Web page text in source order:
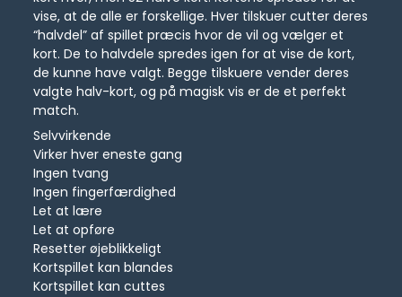
vise, at de alle er forskellige. Hver tilskuer cutter deres
“halvdel” af spillet præcis hvor de vil og vælger et
kort. De to halvdele spredes igen for at vise de kort,
de kunne have valgt. Begge tilskuere vender deres
valgte halv-kort, og på magisk vis er de et perfekt
match.
Selvvirkende
Virker hver eneste gang
Ingen tvang
Ingen fingerfærdighed
Let at lære
Let at opføre
Resetter øjeblikkeligt
Kortspillet kan blandes
Kortspillet kan cuttes